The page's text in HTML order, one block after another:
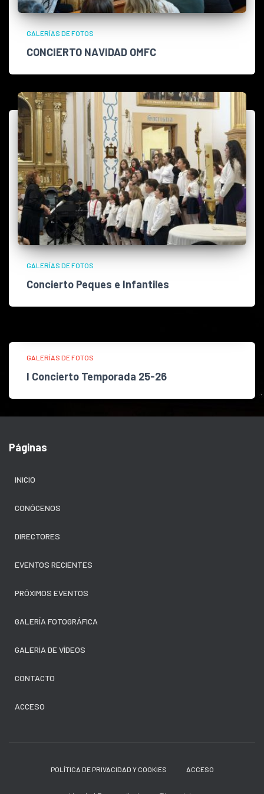
GALERÍAS DE FOTOS
CONCIERTO NAVIDAD OMFC
GALERÍAS DE FOTOS
Concierto Peques e Infantiles
GALERÍAS DE FOTOS
I Concierto Temporada 25-26
Páginas
INICIO
CONÓCENOS
DIRECTORES
EVENTOS RECIENTES
PRÓXIMOS EVENTOS
GALERÍA FOTOGRÁFICA
GALERÍA DE VÍDEOS
CONTACTO
ACCESO
POLÍTICA DE PRIVACIDAD Y COOKIES ACCESO